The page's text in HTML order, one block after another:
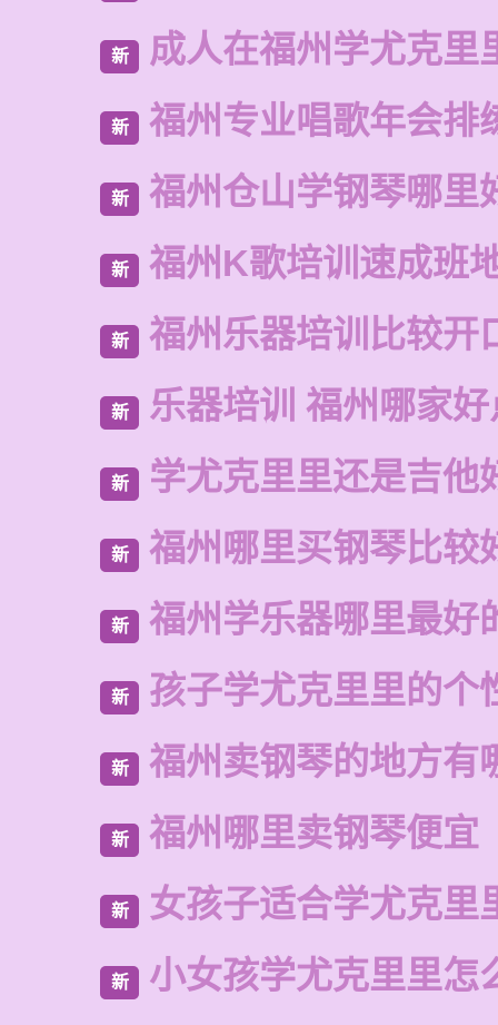
新 成人在福州学尤克里
新 福州专业唱歌年会排
新 福州仓山学钢琴哪里
新 福州K歌培训速成班
新 福州乐器培训比较开
新 乐器培训 福州哪家
新 学尤克里里还是吉他
新 福州哪里买钢琴比较
新 福州学乐器哪里最好
新 孩子学尤克里里的个
新 福州卖钢琴的地方有
新 福州哪里卖钢琴便宜
新 女孩子适合学尤克里
新 小女孩学尤克里里怎